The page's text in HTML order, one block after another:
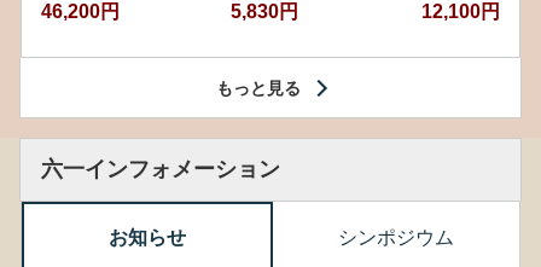
46,200円 5,830円 12,100円
もっと見る
六一インフォメーション
お知らせ シンポジウム